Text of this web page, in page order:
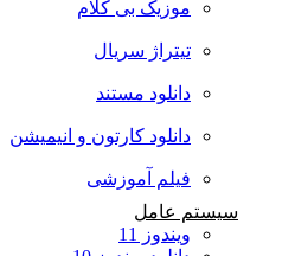
موزیک بی کلام
تیتراژ سریال
دانلود مستند
دانلود کارتون و انیمیشن
فیلم آموزشی
سیستم عامل
ویندوز 11